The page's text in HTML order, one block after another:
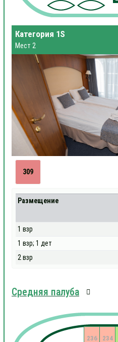
Категория 1S
Мест 2
309
Размещение
1 взр
1 взр; 1 дет
2 взр
Средняя палуба
234
236